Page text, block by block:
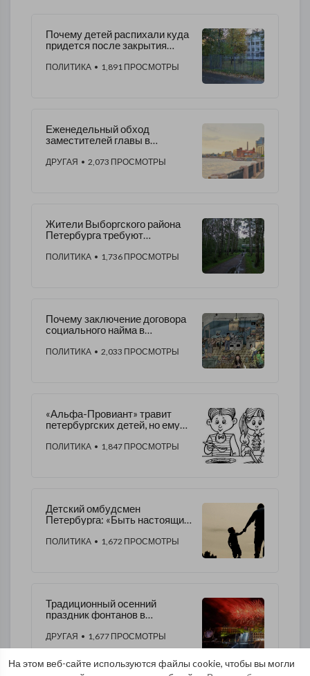
На этом веб-сайте используются файлы cookie, чтобы вы могли
Почему детей распихали куда
придется после закрытия
чем занят Валерий Гарнец?
ПОЛИТИКА • 1,891 ПРОСМОТРЫ
Еженедельный обход
заместителей главы в
ДРУГАЯ • 2,073 ПРОСМОТРЫ
Жители Выборгского района
Петербурга требуют
Удельном парке
ПОЛИТИКА • 1,736 ПРОСМОТРЫ
Почему заключение договора
социального найма в
района затянулось на восемь
ПОЛИТИКА • 2,033 ПРОСМОТРЫ
«Альфа-Провиант» травит
петербургских детей, но ему
ПОЛИТИКА • 1,847 ПРОСМОТРЫ
Детский омбудсмен
Петербурга: «Быть настоящим
работа, и в первую очередь
ПОЛИТИКА • 1,672 ПРОСМОТРЫ
Традиционный осенний
праздник фонтанов в
коронавируса
ДРУГАЯ • 1,677 ПРОСМОТРЫ